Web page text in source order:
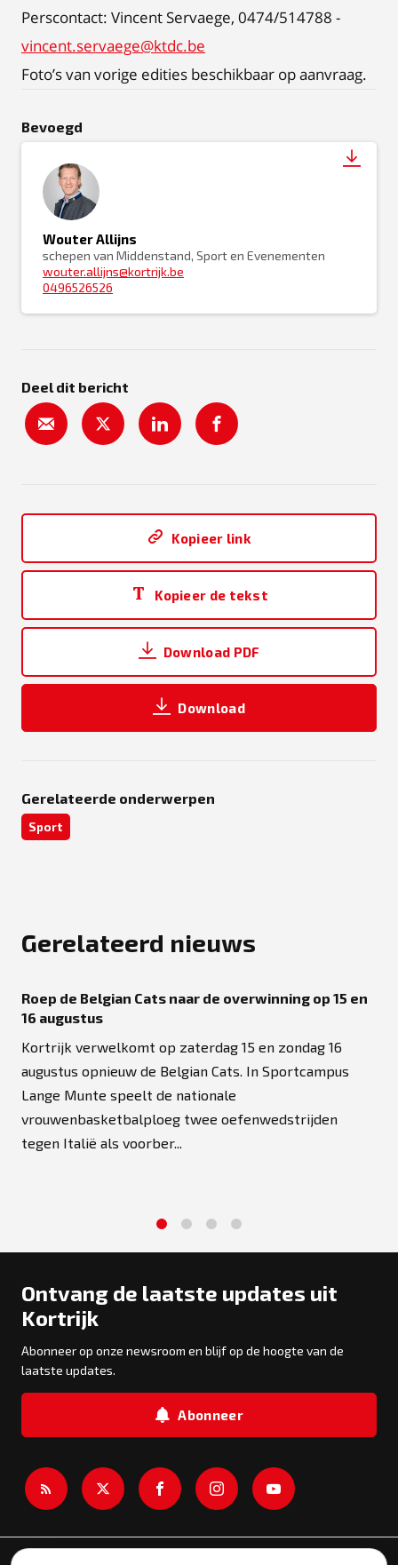
Perscontact: Vincent Servaege, 0474/514788 -
vincent.servaege@ktdc.be
Foto’s van vorige edities beschikbaar op aanvraag.
Bevoegd
Wouter Allijns
schepen van Middenstand, Sport en Evenementen
wouter.allijns@kortrijk.be
0496526526
Deel dit bericht
Kopieer link
Kopieer de tekst
Download PDF
Download
Gerelateerde onderwerpen
Sport
Gerelateerd nieuws
Roep de Belgian Cats naar de overwinning op 15 en
16 augustus
Kortrijk verwelkomt op zaterdag 15 en zondag 16
augustus opnieuw de Belgian Cats. In Sportcampus
Lange Munte speelt de nationale
vrouwenbasketbalploeg twee oefenwedstrijden
tegen Italië als voorber...
Ontvang de laatste updates uit
Kortrijk
Abonneer op onze newsroom en blijf op de hoogte van de
laatste updates.
Abonneer